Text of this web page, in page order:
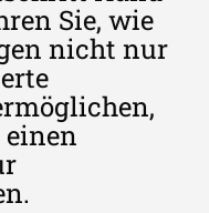
Sie, wie
nicht nur